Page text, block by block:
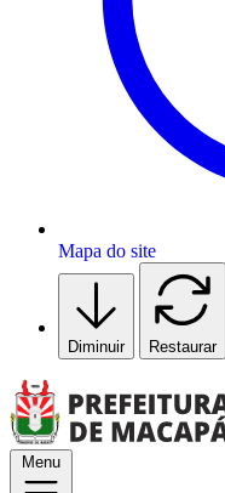
Mapa do site
Diminuir Restaurar
Menu